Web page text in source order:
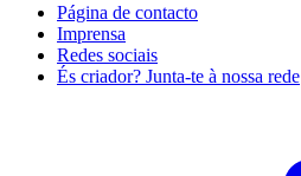
Página de contacto
Imprensa
Redes sociais
És criador? Junta-te à nossa rede